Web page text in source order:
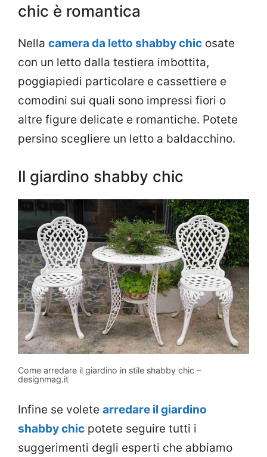
chic è romantica
Nella camera da letto shabby chic osate
con un letto dalla testiera imbottita,
poggiapiedi particolare e cassettiere e
comodini sui quali sono impressi fiori o
altre figure delicate e romantiche. Potete
persino scegliere un letto a baldacchino.
Il giardino shabby chic
Come arredare il giardino in stile shabby chic –
designmag.it
Infine se volete arredare il giardino
shabby chic potete seguire tutti i
suggerimenti degli esperti che abbiamo